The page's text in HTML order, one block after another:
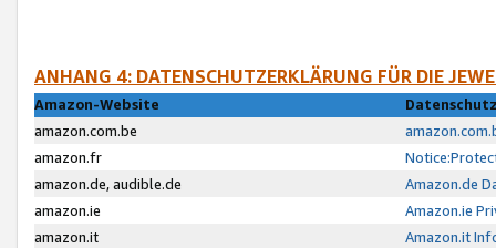
ANHANG 4: DATENSCHUTZERKLÄRUNG FÜR DIE
Amazon-Website
amazon.com.be
amazon.fr
amazon.de, audible.de
Amazon.de
amazon.ie
Amazon.ie
amazon.it
Amazon.it